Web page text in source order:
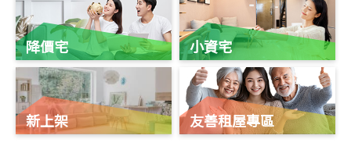
降價宅
新上架
小資宅
友善租屋專區